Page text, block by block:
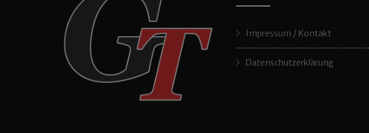
Impressum / Kontakt
Datenschutzerklärung